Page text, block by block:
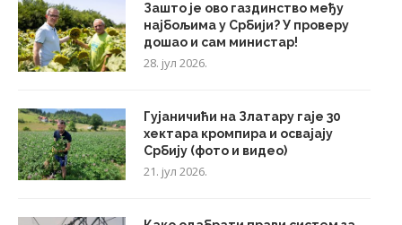
Зашто је ово газдинство међу
најбољима у Србији? У проверу
дошао и сам министар!
28. јул 2026.
Гујаничићи на Златару гаје 30
хектара кромпира и освајају
Србију (фото и видео)
21. јул 2026.